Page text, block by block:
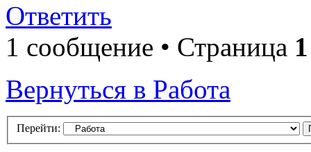
Ответить
1 сообщение • Страница 1
Вернуться в Работа
Перейти: